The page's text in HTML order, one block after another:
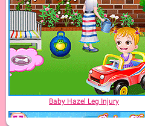
Baby Hazel Leg Injury